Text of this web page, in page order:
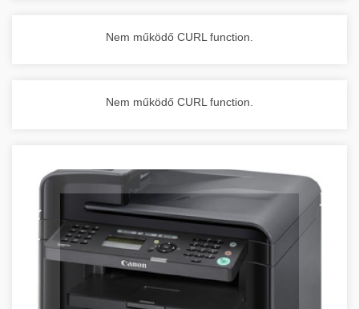
Nem működő CURL function.
Nem működő CURL function.